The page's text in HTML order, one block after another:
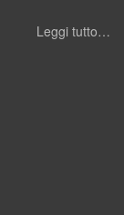
Leggi tutto…